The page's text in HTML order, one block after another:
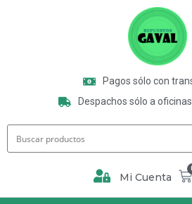
Pagos sólo con
Despachos sólo a
Mi Cuenta